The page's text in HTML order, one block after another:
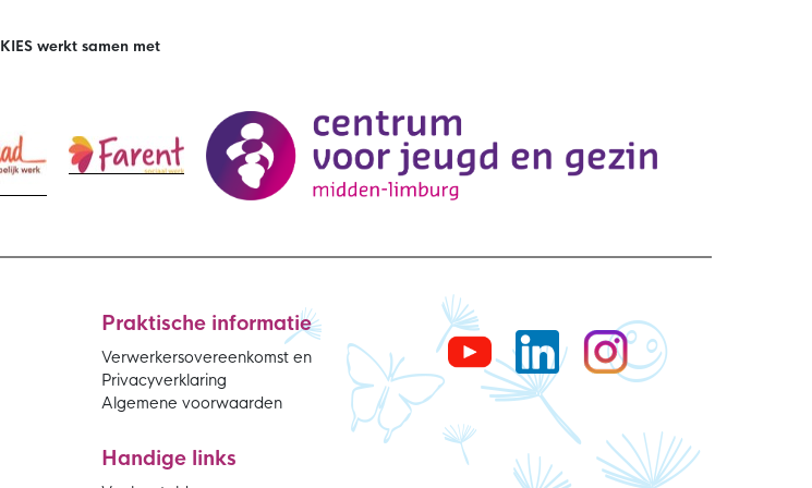
KIES werkt samen met
Praktische informatie
Verwerkersovereenkomst en
Privacyverklaring
Algemene voorwaarden
Handige links